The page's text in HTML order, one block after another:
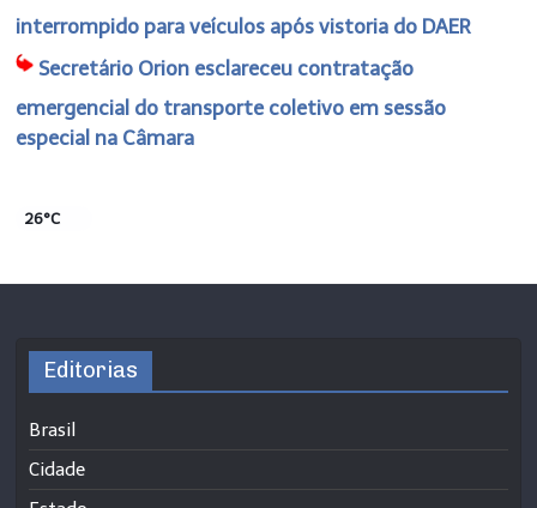
interrompido para veículos após vistoria do DAER
Secretário Orion esclareceu contratação
emergencial do transporte coletivo em sessão
especial na Câmara
26°C
Editorias
Brasil
Cidade